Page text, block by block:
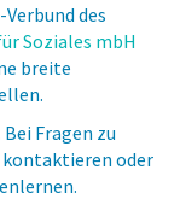
des
Soziales mbH
breite
Fragen zu
kontaktieren oder